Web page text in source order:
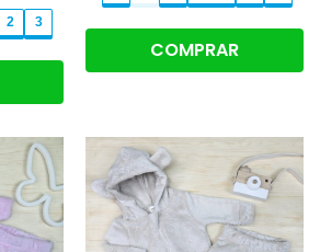
2 3
COMPRAR